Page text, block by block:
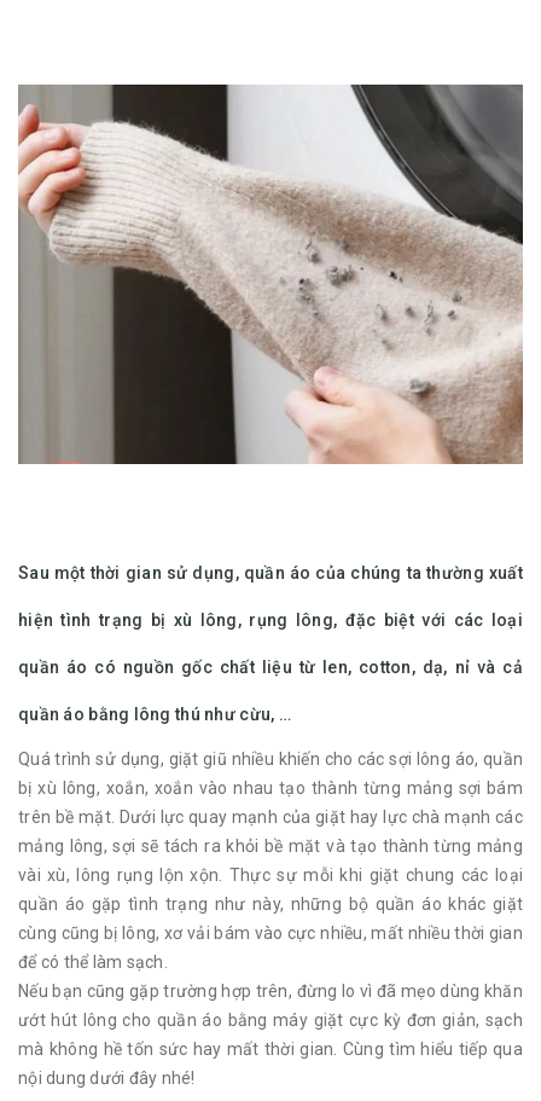
​​​​​​Sau một thời gian sử dụng, quần áo của chúng ta thường xuất
hiện tình trạng bị xù lông, rụng lông, đặc biệt với các loại
quần áo có nguồn gốc chất liệu từ len, cotton, dạ, nỉ và cả
quần áo bằng lông thú như cừu, …
Quá trình sử dụng, giặt giũ nhiều khiến cho các sợi lông áo, quần
bị xù lông, xoắn, xoắn vào nhau tạo thành từng mảng sợi bám
trên bề mặt. Dưới lực quay mạnh của giặt hay lực chà mạnh các
mảng lông, sợi sẽ tách ra khỏi bề mặt và tạo thành từng mảng
vài xù, lông rụng lộn xộn. Thực sự mỗi khi giặt chung các loại
quần áo gặp tình trạng như này, những bộ quần áo khác giặt
cùng cũng bị lông, xơ vải bám vào cực nhiều, mất nhiều thời gian
để có thể làm sạch.
Nếu bạn cũng gặp trường hợp trên, đừng lo vì đã mẹo dùng khăn
ướt hút lông cho quần áo bằng máy giặt cực kỳ đơn giản, sạch
mà không hề tốn sức hay mất thời gian. Cùng tìm hiểu tiếp qua
nội dung dưới đây nhé!